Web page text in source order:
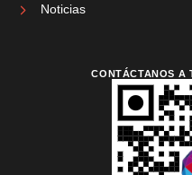
Noticias
CONTÁCTANOS A